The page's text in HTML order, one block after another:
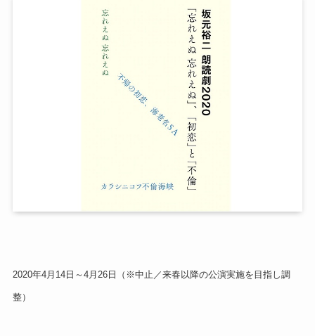
2020年4月14日～4月26日（※中止／来春以降の公演実施を目指し調
整）